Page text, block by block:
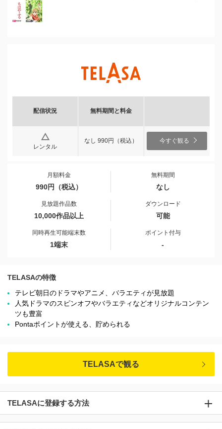
配信状況 無料期間と料金
レンタル
なし 990円（税込） 今すぐ観る
月額料金
990円（税込）
無料期間
なし
見放題作品数
10,000作品以上
ダウンロード
可能
同時再生可能端末数
1端末
ポイント付与
-
TELASAの特徴
テレビ朝日のドラマやアニメ、バラエティが見放題
人気ドラマのスピンオフやバラエティなどオリジナルコンテン
ツも豊富
Pontaポイントが使える、貯められる
TELASAで観る
TELASAに登録する方法